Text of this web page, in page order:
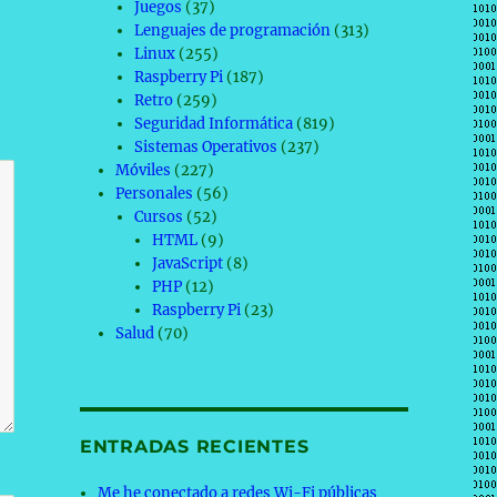
Juegos (37)
Lenguajes de programación(313)
Linux(255)
Raspberry Pi(187)
Retro(259)
Seguridad Informática(819)
Sistemas Operativos (237)
Móviles (227)
Personales (56)
Cursos (52)
HTML(9)
JavaScript(8)
PHP(12)
Raspberry Pi(23)
Salud (70)
ENTRADAS RECIENTES
Me he conectado a redes Wi-Fi públicas